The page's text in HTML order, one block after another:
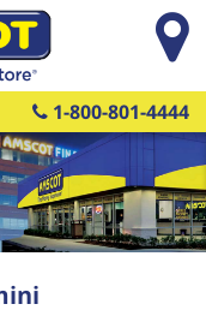
1-800-801-4444